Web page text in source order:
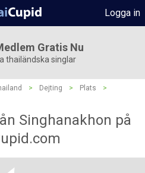
Logga in
Gratis Nu
thailändska singlar
> Dejting > Plats
>
Singhanakhon på